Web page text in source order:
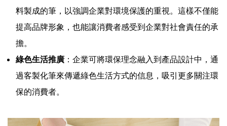
料製成的筆，以強調企業對環境保護的重視。這樣不僅能
提高品牌形象，也能讓消費者感受到企業對社會責任的承
擔。
綠色生活推廣 ：企業可將環保理念融入到產品設計中，通
過客製化筆來傳遞綠色生活方式的信息，吸引更多關注環
保的消費者。